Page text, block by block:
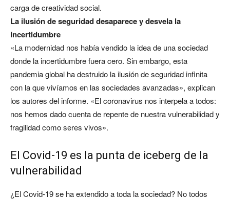
carga de creatividad social.
La ilusión de seguridad desaparece y desvela la
incertidumbre
«La modernidad nos había vendido la idea de una sociedad
donde la incertidumbre fuera cero. Sin embargo, esta
pandemia global ha destruido la ilusión de seguridad infinita
con la que vivíamos en las sociedades avanzadas», explican
los autores del informe. «El coronavirus nos interpela a todos:
nos hemos dado cuenta de repente de nuestra vulnerabilidad y
fragilidad como seres vivos».
El Covid-19 es la punta de iceberg de la
vulnerabilidad
¿El Covid-19 se ha extendido a toda la sociedad? No todos